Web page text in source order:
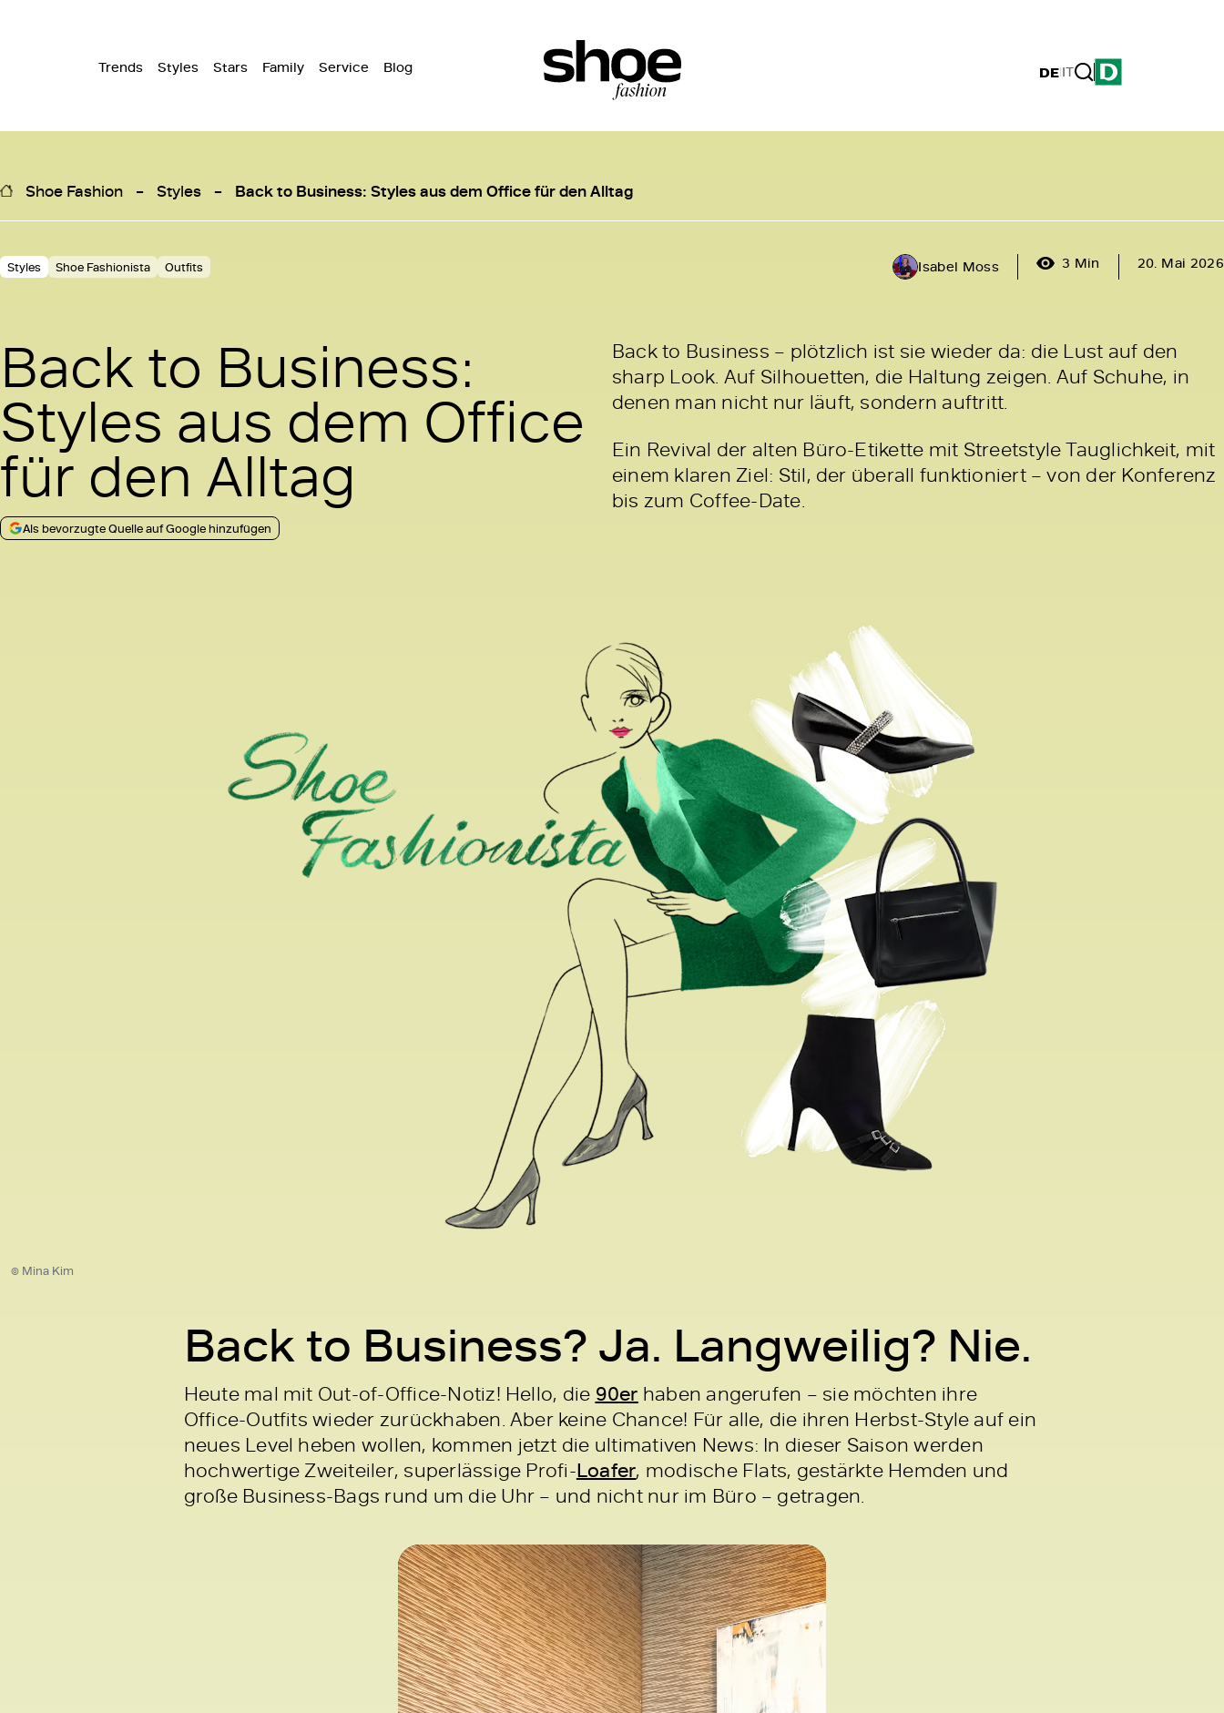
Trends Styles Stars Family Service Blog DE|IT
Shoe Fashion Styles Back to Business: Styles aus dem Office für den Alltag
Styles Shoe Fashionista Outfits Isabel Moss 3 Min 20. Mai 2026
Back to Business:
Styles aus dem Office
für den Alltag
Als bevorzugte Quelle auf Google hinzufügen
Back to Business – plötzlich ist sie wieder da: die Lust auf den
sharp Look. Auf Silhouetten, die Haltung zeigen. Auf Schuhe, in
denen man nicht nur läuft, sondern auftritt.
Ein Revival der alten Büro-Etikette mit Streetstyle Tauglichkeit, mit
einem klaren Ziel: Stil, der überall funktioniert – von der Konferenz
bis zum Coffee-Date.
© Mina Kim
Back to Business? Ja. Langweilig? Nie.
Heute mal mit Out-of-Office-Notiz! Hello, die 90er haben angerufen – sie möchten ihre
Office-Outfits wieder zurückhaben. Aber keine Chance! Für alle, die ihren Herbst-Style auf ein
neues Level heben wollen, kommen jetzt die ultimativen News: In dieser Saison werden
hochwertige Zweiteiler, superlässige Profi-Loafer, modische Flats, gestärkte Hemden und
große Business-Bags rund um die Uhr – und nicht nur im Büro – getragen.